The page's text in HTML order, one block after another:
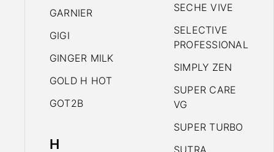
GARNIER
GIGI
GINGER MILK
GOLD H HOT
GOT2B
H
SECHE VIVE
SELECTIVE
PROFESSIONAL
SIMPLY ZEN
SUPER CARE
VG
SUPER TURBO
SUTRA